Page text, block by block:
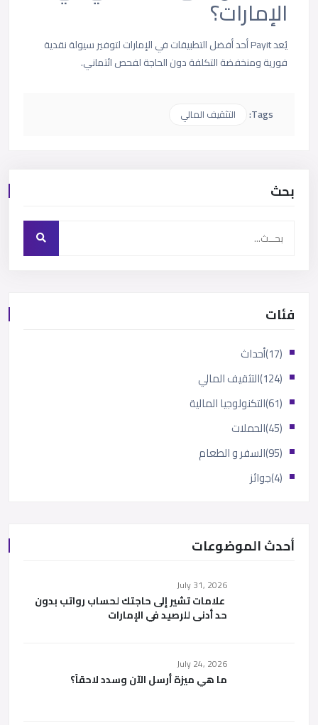
الإمارات؟
يُعد Payit أحد أفضل التطبيقات في الإمارات لتوفير سيولة نقدية
فورية ومنخفضة التكلفة دون الحاجة لفحص ائتماني.
Tags: التثقيف المالي
بحث
فئات
أحداث
(17)
التثقيف المالي
(124)
التكنولوجيا المالية
(61)
الحملات
(45)
السفر و الطعام
(95)
جوائز (4)
أحدث الموضوعات
July 31, 2026
علامات تشير إلى حاجتك لحساب رواتب بدون
حد أدنى للرصيد في الإمارات
July 24, 2026
ما هي ميزة أرسل الآن وسدد لاحقاً؟